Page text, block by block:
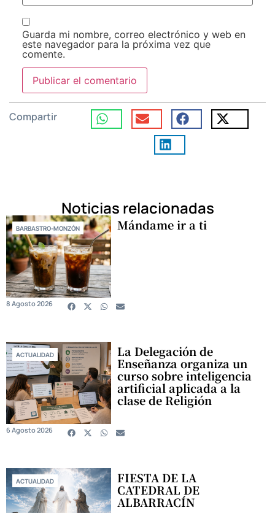
Guarda mi nombre, correo electrónico y web en
este navegador para la próxima vez que
comente.
Compartir
Noticias relacionadas
BARBASTRO-MONZÓN Mándame ir a ti
8 Agosto 2026
ACTUALIDAD La Delegación de
Enseñanza organiza un
curso sobre inteligencia
artificial aplicada a la
clase de Religión
6 Agosto 2026
ACTUALIDAD FIESTA DE LA
CATEDRAL DE
ALBARRACÍN